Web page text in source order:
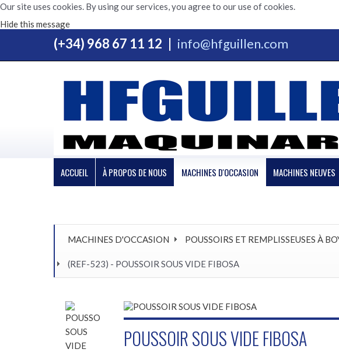
Our site uses cookies. By using our services, you agree to our use of cookies.
Hide this message
(+34) 968 67 11 12 info@hfguillen.com
ACCUEIL À PROPOS DE NOUS MACHINES D'OCCASION MACHINES NEUVES
MACHINES D'OCCASION POUSSOIRS ET REMPLISSEUSES À
(REF-523) - POUSSOIR SOUS VIDE FIBOSA
POUSSOIR SOUS VIDE FIBOSA